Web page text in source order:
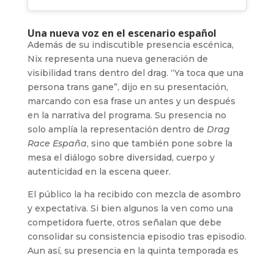
Una nueva voz en el escenario español
Además de su indiscutible presencia escénica,
Nix representa una nueva generación de
visibilidad trans dentro del drag. “Ya toca que una
persona trans gane”, dijo en su presentación,
marcando con esa frase un antes y un después
en la narrativa del programa. Su presencia no
solo amplía la representación dentro de Drag
Race España, sino que también pone sobre la
mesa el diálogo sobre diversidad, cuerpo y
autenticidad en la escena queer.
El público la ha recibido con mezcla de asombro
y expectativa. Si bien algunos la ven como una
competidora fuerte, otros señalan que debe
consolidar su consistencia episodio tras episodio.
Aun así, su presencia en la quinta temporada es